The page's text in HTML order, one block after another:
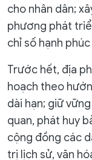
cho nhân dân;
phương phát
chỉ số hạnh
Trước hết, địa
hoạch theo
dài hạn; giữ
quan, phát huy
cộng đồng các
trị lịch sử, văn